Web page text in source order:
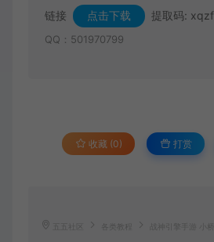
链接 点击下载 提取码: xqzf
QQ：501970799
收藏 (0) 打赏
五五社区 各类教程 战神引擎手游 小